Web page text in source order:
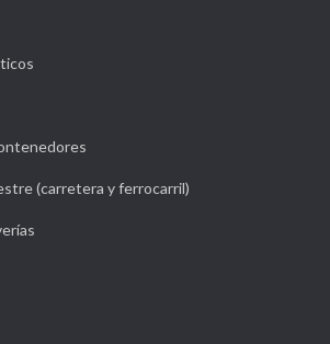
(carretera y ferrocarril)